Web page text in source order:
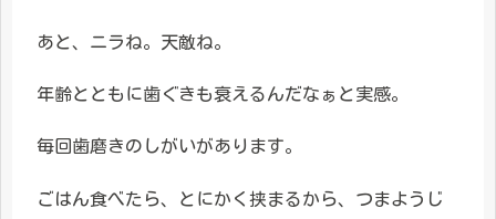
あと、ニラね。天敵ね。
年齢とともに歯ぐきも衰えるんだなぁと実感。
毎回歯磨きのしがいがあります。
ごはん食べたら、とにかく挟まるから、つまようじ